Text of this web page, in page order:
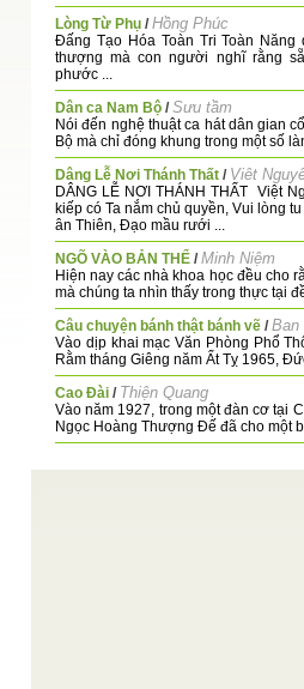
Lòng Từ Phụ /Hồng Phúc
Đấng Tạo Hóa Toàn Tri Toàn Năng
thượng mà con người nghĩ rằng
phước ...
Dân ca Nam Bộ /Sưu tầm
Nói đến nghệ thuật ca hát dân gian
Bộ mà chỉ đóng khung trong một số
Dâng Lễ Nơi Thánh Thất / Viêt
DÂNG LỄ NƠI THÁNH THẤT Việt
kiếp có Ta nắm chủ quyền, Vui lòng
ân Thiên, Đạo mầu rưới ...
NGÕ VÀO BẢN THỂ /Minh Niệm
Hiện nay các nhà khoa học đều cho
mà chúng ta nhìn thấy trong thực tại
Câu chuyện bánh thật bánh vẽ /Ban
Vào dịp khai mạc Văn Phòng Phổ
Rằm tháng Giêng năm Ất Tỵ 1965,
Cao Đài / Thiện Quang
Vào năm 1927, trong một đàn cơ tại
Ngọc Hoàng Thượng Đế đã cho một